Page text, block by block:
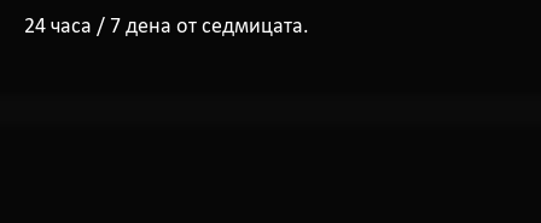
24 часа / 7 дена от седмицата.